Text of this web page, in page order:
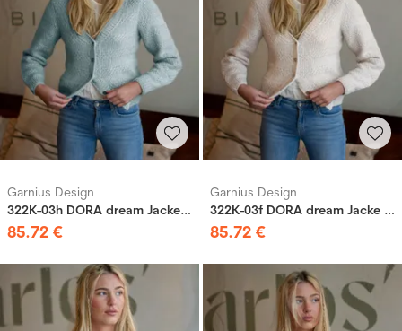
Garnius Design
322K-03h DORA dream Jacke Hellblau
85.72 €
Garnius Design
322K-03f DORA dream Jacke Natur
85.72 €